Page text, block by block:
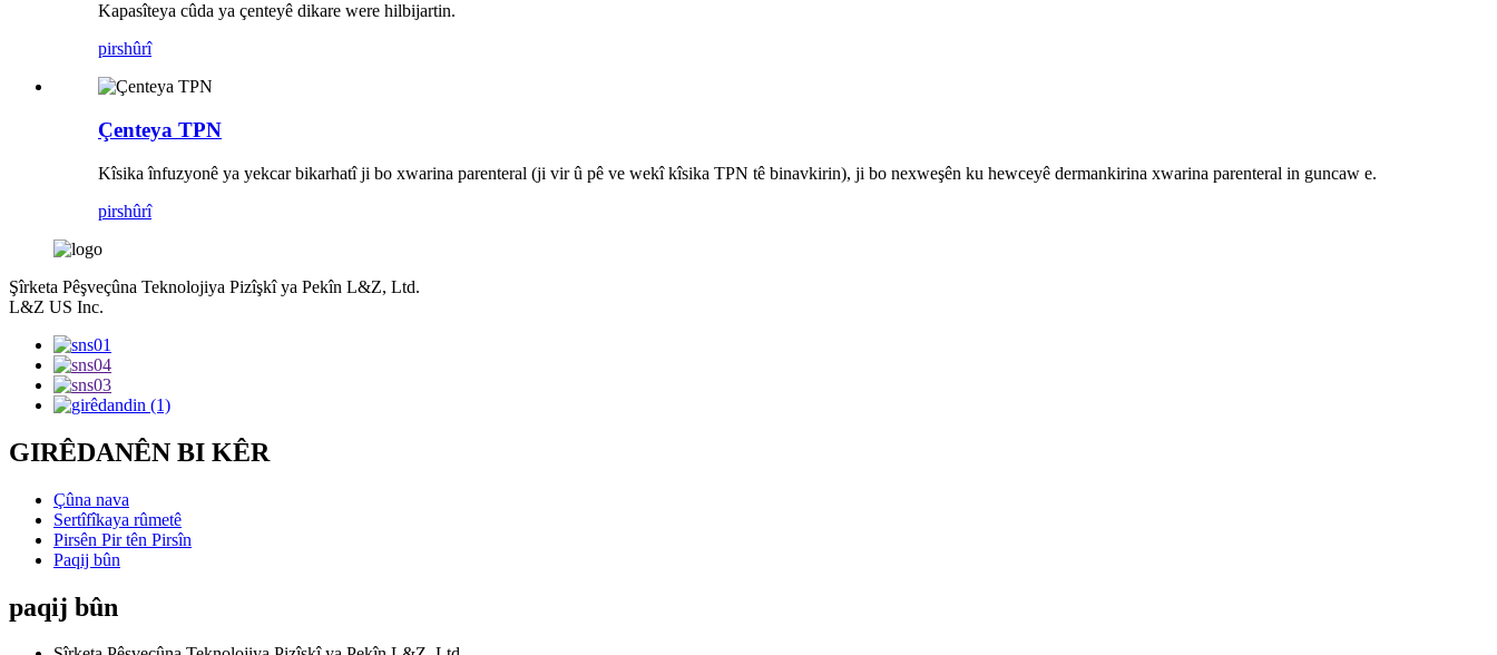
Kapasîteya cûda ya çenteyê dikare were hilbijartin.
pirshûrî
Çenteya TPN
Kîsika înfuzyonê ya yekcar bikarhatî ji bo xwarina parenteral (ji vir û pê ve wekî kîsika TPN tê binavkirin), ji bo nexweşên ku hewceyê dermankirina xwarina parenteral in guncaw e.
pirshûrî
Şîrketa Pêşveçûna Teknolojiya Pizîşkî ya Pekîn L&Z, Ltd.
L&Z US Inc.
GIRÊDANÊN BI KÊR
Çûna nava
Sertîfîkaya rûmetê
Pirsên Pir tên Pirsîn
Paqij bûn
paqij bûn